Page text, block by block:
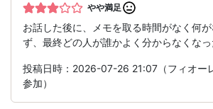
やや満足
お話した後に、メモを取る時間がなく何
ず、最終どの人が誰かよく分からなくなっ
投稿日時：2026-07-26 21:07（フィオー
参加）